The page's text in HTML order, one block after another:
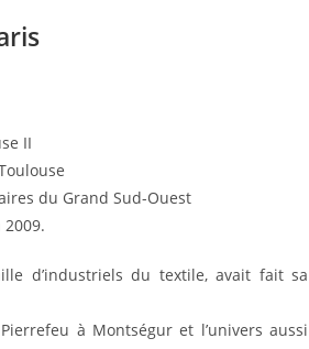
II
du Grand Sud-Ouest
d’industriels du textile, avait fait sa
à Montségur et l’univers aussi